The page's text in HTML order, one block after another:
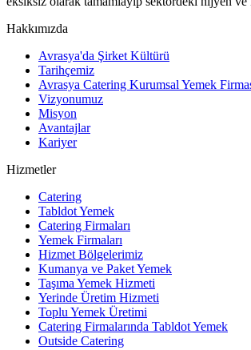
Hakkımızda
Avrasya'da Şirket Kültürü
Tarihçemiz
Avrasya Catering Kurumsal Yemek
Vizyonumuz
Misyon
Avantajlar
Kariyer
Hizmetler
Catering
Tabldot Yemek
Catering Firmaları
Yemek Firmaları
Hizmet Bölgelerimiz
Kumanya ve Paket Yemek
Taşıma Yemek Hizmeti
Yerinde Üretim Hizmeti
Toplu Yemek Üretimi
Catering Firmalarında Tabldot Yemek
Outside Catering